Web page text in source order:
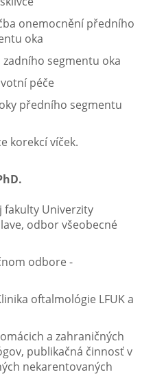
onemocnění předního
oka
zadního segmentu oka
péče
předního segmentu
korekcí víček.
fakulty Univerzity
odbor všeobecné
odbore -
oftalmológie LFUK a
a zahraničných
publikačná činnosť v
nekarentovaných